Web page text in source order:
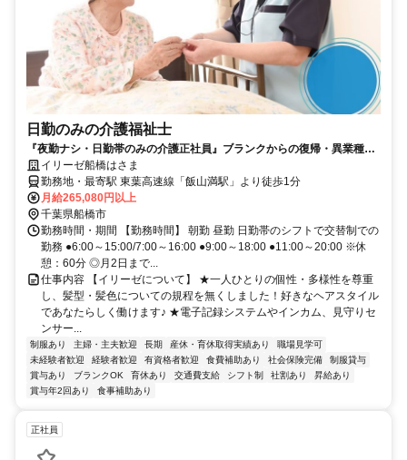
日勤のみの介護福祉士
『夜勤ナシ・日勤帯のみの介護正社員』ブランクからの復帰・異業種か
らの転職も大歓迎です！
イリーゼ船橋はさま
勤務地・最寄駅 東葉高速線「飯山満駅」より徒歩1分
月給265,080円以上
千葉県船橋市
勤務時間・期間 【勤務時間】 朝勤 昼勤 日勤帯のシフトで交替制での
勤務 ●6:00～15:00/7:00～16:00 ●9:00～18:00 ●11:00～20:00 ※休
憩：60分 ◎月2日まで...
仕事内容 【イリーゼについて】 ★一人ひとりの個性・多様性を尊重
し、髪型・髪色についての規程を無くしました！好きなヘアスタイル
であなたらしく働けます♪ ★電子記録システムやインカム、見守りセ
ンサー...
制服あり 主婦・主夫歓迎 長期 産休・育休取得実績あり
職場見学可
未経験者歓迎
経験者歓迎 有資格者歓迎 食費補助あり 社会保険完備
制服貸与
賞与あり
ブランクOK 育休あり 交通費支給 シフト制 社割あり
昇給あり
賞与年2回あり
食事補助あり
正社員